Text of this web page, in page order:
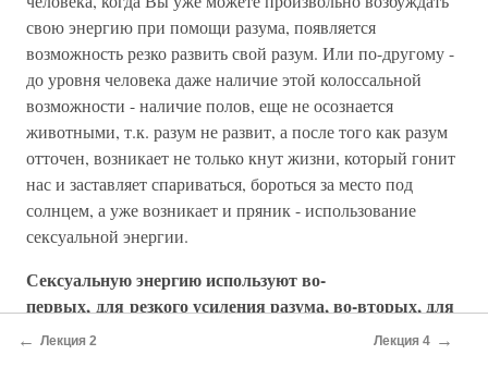
свою энергию при помощи разума, появляется
возможность резко развить свой разум. Или по-другому -
до уровня человека даже наличие этой колоссальной
возможности - наличие полов, еще не осознается
животными, т.к. разум не развит, а после того как разум
отточен, возникает не только кнут жизни, который гонит
нас и заставляет спариваться, бороться за место под
солнцем, а уже возникает и пряник - использование
сексуальной энергии.
Сексуальную энергию используют во-
первых, для резкого усиления разума, во-вторых, для
выхода на следующие структуры, которые идут за
← Лекция 2 Лекция 4 →